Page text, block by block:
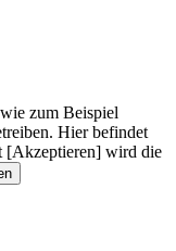
zum Beispiel
Hier befindet
[Akzeptieren] wird die